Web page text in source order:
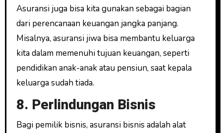
Asuransi juga bisa kita gunakan sebagai bagian
dari perencanaan keuangan jangka panjang.
Misalnya, asuransi jiwa bisa membantu keluarga
kita dalam memenuhi tujuan keuangan, seperti
pendidikan anak-anak atau pensiun, saat kepala
keluarga sudah tiada.
8. Perlindungan Bisnis
Bagi pemilik bisnis, asuransi bisnis adalah alat